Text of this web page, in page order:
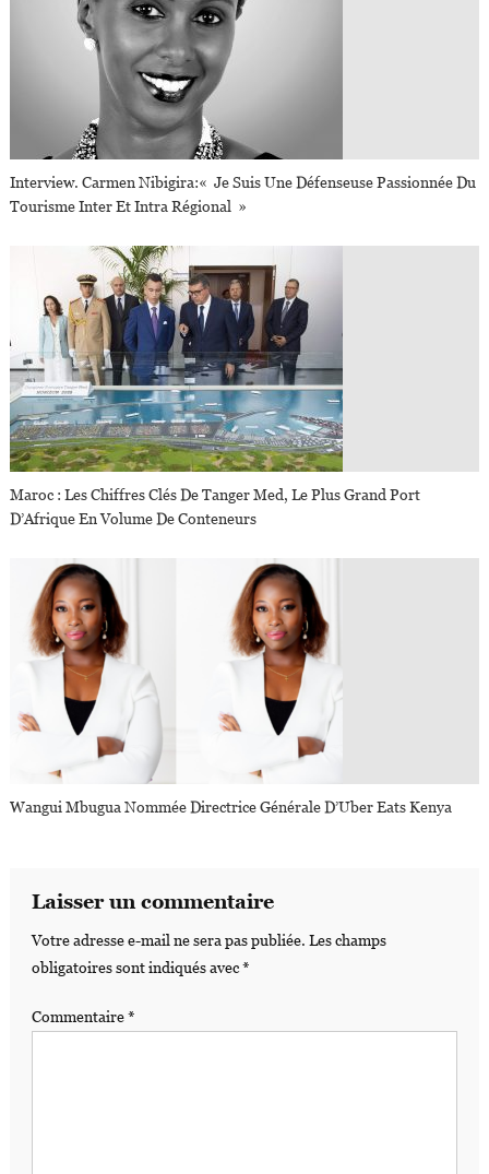
Interview. Carmen Nibigira:« Je Suis Une Défenseuse Passionnée Du
Tourisme Inter Et Intra Régional »
Maroc : Les Chiffres Clés De Tanger Med, Le Plus Grand Port
D’Afrique En Volume De Conteneurs
Wangui Mbugua Nommée Directrice Générale D’Uber Eats Kenya
Laisser un commentaire
Votre adresse e-mail ne sera pas publiée. Les champs
obligatoires sont indiqués avec*
Commentaire*